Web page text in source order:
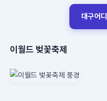
대구어
이월드 벚꽃축제